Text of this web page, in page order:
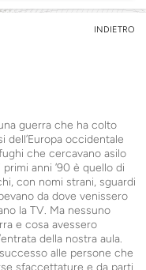
INDIETRO
guerra che ha colto
dell’Europa occidentale
che cercavano asilo
anni ’90 è quello di
con nomi strani, sguardi
da dove venissero
la TV. Ma nessuno
e cosa avessero
della nostra aula.
alle persone che